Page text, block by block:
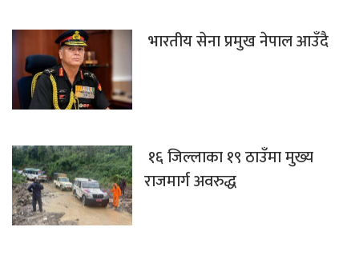
भारतीय सेना प्रमुख नेपाल आउँदै
१६ जिल्लाका १९ ठाउँमा मुख्य
राजमार्ग अवरुद्ध